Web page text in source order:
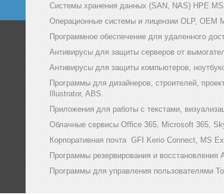
Системы хранения данных (SAN, NAS) HPE
Операционные системы и лицензии OLP, OEM
Программное обеспечение для удаленного
Антивирусы для защиты серверов от
Антивирусы для защиты компьютеров,
Программы для дизайнеров, строителей,
Illustrator, ABS.
Приложения для работы с текстами,
Облачные сервисы Office 365, Microsoft 365,
Корпоративная почта GFI Kerio Connect, MS
Программы резервирования и восстановления
Программы для управления пользователями